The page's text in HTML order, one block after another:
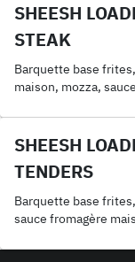
SHEESH
STEAK
Barquette base
maison, mozza,
SHEESH
TENDERS
Barquette base
sauce fromagère